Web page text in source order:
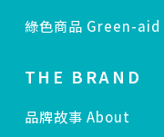
綠色商品 Green-aid
THE BRAND
品牌故事 About